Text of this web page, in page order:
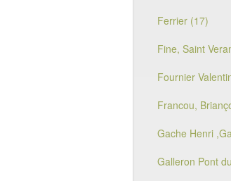
Ferrier (17)
Fine, Saint
Fournier
Francou,
Gache Henri
Galleron Pont